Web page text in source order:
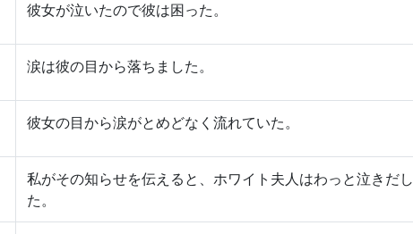
彼女が泣いたので彼は困った。
涙は彼の目から落ちました。
彼女の目から涙がとめどなく流れていた。
私がその知らせを伝えると、ホワイト夫人はわっと泣きだし
た。